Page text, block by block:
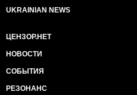
UKRAINIAN NEWS
ЦЕНЗОР.НЕТ
НОВОСТИ
СОБЫТИЯ
РЕЗОНАНС